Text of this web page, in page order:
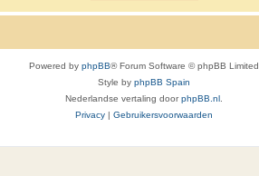
Powered by phpBB® Forum Software © phpBB Limited
Style by phpBB Spain
Nederlandse vertaling doorphpBB.nl
Privacy | Gebruikersvoorwaarden